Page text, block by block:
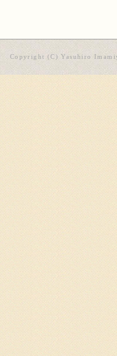
Copyright (C) Yasuhiro